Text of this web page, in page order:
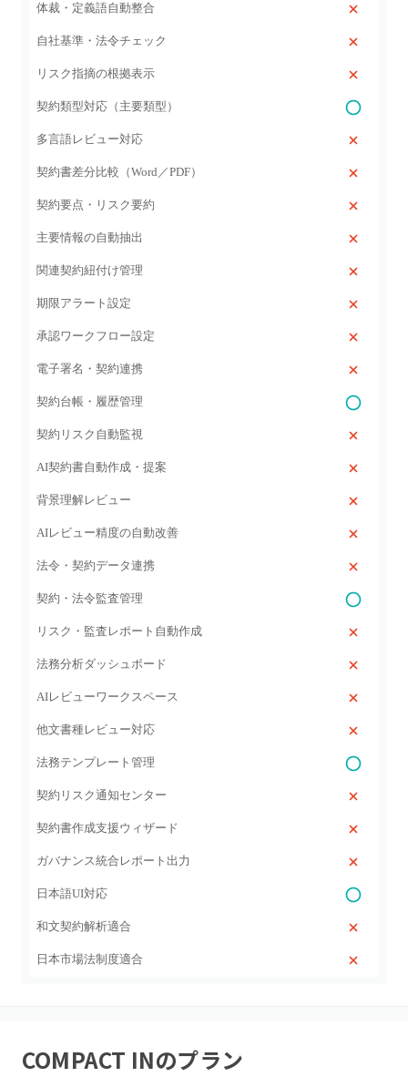
体裁・定義語自動整合
自社基準・法令チェック
リスク指摘の根拠表示
契約類型対応（主要類型）
多言語レビュー対応
契約書差分比較（Word／PDF）
契約要点・リスク要約
主要情報の自動抽出
関連契約紐付け管理
期限アラート設定
承認ワークフロー設定
電子署名・契約連携
契約台帳・履歴管理
契約リスク自動監視
AI契約書自動作成・提案
背景理解レビュー
AIレビュー精度の自動改善
法令・契約データ連携
契約・法令監査管理
リスク・監査レポート自動作成
法務分析ダッシュボード
AIレビューワークスペース
他文書種レビュー対応
法務テンプレート管理
契約リスク通知センター
契約書作成支援ウィザード
ガバナンス統合レポート出力
日本語UI対応
和文契約解析適合
日本市場法制度適合
COMPACT INのプラン